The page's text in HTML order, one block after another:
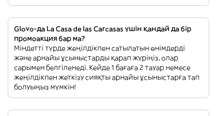
Glovo-да La Casa de las Carcasas үшін қандай да бір
промоакция бар ма?
Міндетті түрде жеңілдікпен сатылатын өнімдерді
және арнайы ұсыныстарды қарап жүріңіз, олар
сарымен белгіленеді. Кейде 1 бағаға 2 тауар немесе
жеңілдікпен жеткізу сияқты арнайы ұсыныстарға тап
болуыңыз мүмкін!